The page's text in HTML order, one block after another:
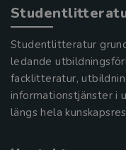
Studentlitteratur
ledande
facklitteratur,
informationstjänster i
längs hela